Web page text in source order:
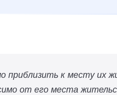
приблизить к месту
от его места